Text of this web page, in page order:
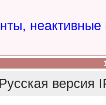
Русская версия